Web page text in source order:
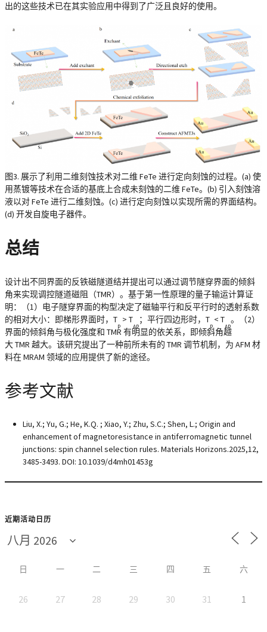
出的这些技术已在其实验应用中得到了广泛且良好的使用。
图3. 展示了利用二维刻蚀技术对二维 FeTe 进行定向刻蚀的过程。(a) 使
用蒸镀等技术在合适的基底上合成未刻蚀的二维 FeTe。(b) 引入刻蚀溶
液以对 FeTe 进行二维刻蚀。(c) 进行定向刻蚀以实现所需的界面结构。
(d) 开发自旋电子器件。
总结
设计出不同界面的反铁磁隧道结并提出可以通过调节隧穿界面的倾斜
角来实现调控隧道磁阻（TMR）。基于第一性原理的量子输运计算证
明：（1）电子隧穿界面的构型决定了磁轴平行和反平行时的透射系数
的相对大小：即梯形界面时，T
P
> T
AP
；平行四边形时，T
P
< T
AP
。（2）
界面的倾斜角与极化强度和 TMR 有明显的依关系，即倾斜角越
大 TMR 越大。该研究提出了一种前所未有的 TMR 调节机制，为 AFM 材
料在 MRAM 领域的应用提供了新的途径。
参考文献
Liu, X.; Yu, G.; He, K.Q. ; Xiao, Y.; Zhu, S.C.; Shen, L.; Origin and
enhancement of magnetoresistance in antiferromagnetic tunnel
junctions: spin channel selection rules. Materials Horizons.2025,12,
3485-3493. DOI: 10.1039/d4mh01453g
近期活动日历
日 一 二 三 四 五 六
26 27 28 29 30 31 1